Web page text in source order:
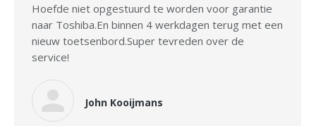
Hoefde niet opgestuurd te worden voor garantie
naar Toshiba.En binnen 4 werkdagen terug met een
nieuw toetsenbord.Super tevreden over de
service!
John Kooijmans